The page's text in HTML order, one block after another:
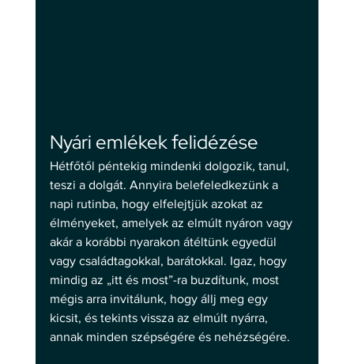
Nyári emlékek felidézése
Hétfőtől péntekig mindenki dolgozik, tanul,
teszi a dolgát. Annyira belefeledkezünk a
napi rutinba, hogy elfelejtjük azokat az
élményeket, amelyek az elmúlt nyáron vagy
akár a korábbi nyarakon átéltünk egyedül
vagy családtagokkal, barátokkal. Igaz, hogy
mindig az „itt és most”-ra buzdítunk, most
mégis arra invitálunk, hogy állj meg egy
kicsit, és tekints vissza az elmúlt nyárra,
annak minden szépségére és nehézségére.